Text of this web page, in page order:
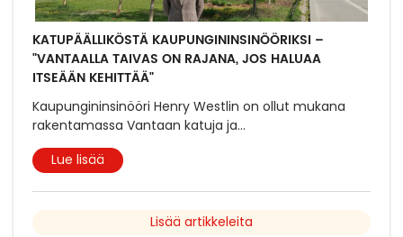
KATUPÄÄLLIKÖSTÄ KAUPUNGININSINÖÖRIKSI –
"VANTAALLA TAIVAS ON RAJANA, JOS HALUAA
ITSEÄÄN KEHITTÄÄ"
Kaupungininsinööri Henry Westlin on ollut mukana
rakentamassa Vantaan katuja ja...
Lue lisää
Lisää artikkeleita